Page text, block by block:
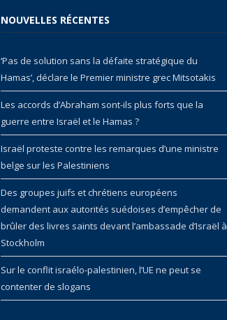
NOUVELLES RÉCENTES
‘Pas de solution sans la défaite stratégique du
Hamas’, déclare le Premier ministre grec Mitsotakis
Les accords d’Abraham sont-ils plus forts que la
guerre entre Israël et le Hamas ?
Israël proteste contre les remarques d’une ministre
belge sur les Palestiniens
Des groupes juifs et chrétiens européens
demandent aux autorités suédoises d’empêcher de
brûler des livres saints devant l’ambassade d’Israël à
Stockholm
Sur le conflit israélo-palestinien, l’UE ne peut se
contenter de slogans